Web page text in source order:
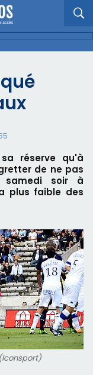
réserve qu'à
de ne pas
soir à
plus faible des